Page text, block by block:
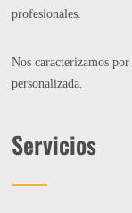
profesionales.
Nos caracterizamos
personalizada.
Servicios